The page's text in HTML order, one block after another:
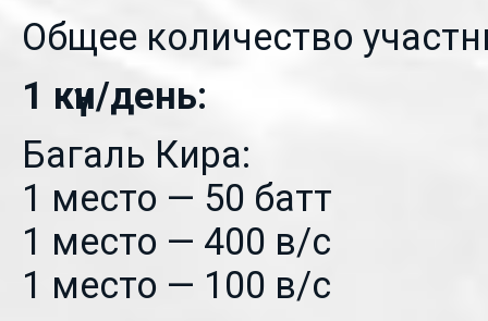
Общее количество
1 күн/день:
Багаль Кира:
1 место — 50 батт
1 место — 400 в/с
1 место — 100 в/с